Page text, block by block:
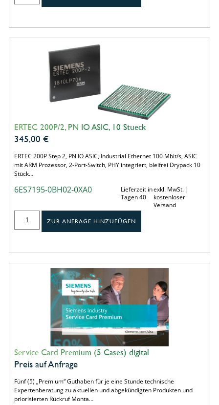
ERTEC 200P/2, PN IO ASIC, 10 Stueck
345,00 €
ERTEC 200P Step 2, PN IO ASIC, Industrial Ethernet 100 Mbit/s, ASIC
mit ARM Prozessor, 2-Port-Switch, PHY integriert, bleifrei Drypack 10
Stück…
6ES7195-0BH02-0XA0
Lieferzeit in
Tagen 40
exkl. MwSt. |
kostenloser
Versand
ZUR ANFRAGE HINZUFÜGEN
Service Card Premium (5 Cases) digital
Preis auf Anfrage
Fünf (5) „Premium“ Guthaben für je eine Stunde technische
Expertenberatung zu aktuellen und abgekündigten Produkten und
priorisierten Rückruf Monta…